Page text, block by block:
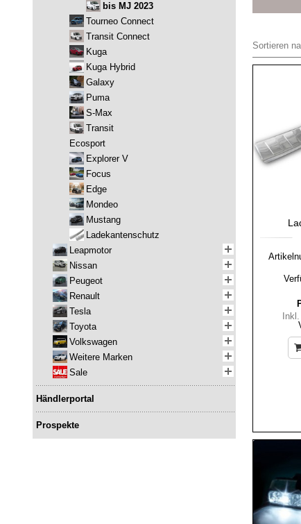
Sortieren
bis MJ 2023
Tourneo Connect
Transit Connect
Kuga
Kuga Hybrid
Galaxy
Puma
S-Max
Transit
Ecosport
Explorer V
Focus
Edge
Mondeo
Mustang
Ladekantenschutz
Leapmotor
Nissan
Peugeot
Renault
Tesla
Toyota
Volkswagen
Weitere Marken
Sale
Händlerportal
Prospekte